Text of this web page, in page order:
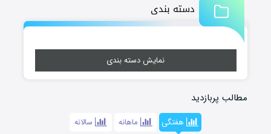
دسته بندی
نمایش دسته بندی
مطالب پربازدید
هفتگی ماهانه سالانه